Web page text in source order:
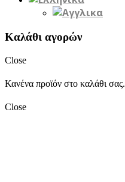
Καλάθι αγορών
Close
Κανένα προϊόν στο καλάθι σας.
Close